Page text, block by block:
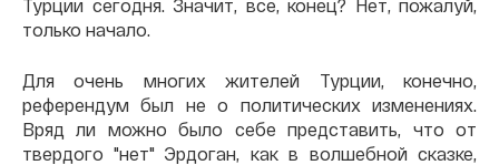
Турции сегодня. Значит, все, конец? Нет, пожалуй,
только начало.
Для очень многих жителей Турции, конечно,
референдум был не о политических изменениях.
Вряд ли можно было себе представить, что от
твердого "нет" Эрдоган, как в волшебной сказке,